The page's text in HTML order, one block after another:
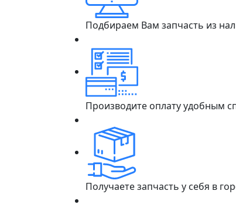
Подбираем Вам запчасть из
Производите оплату удобным
Получаете запчасть у себя в